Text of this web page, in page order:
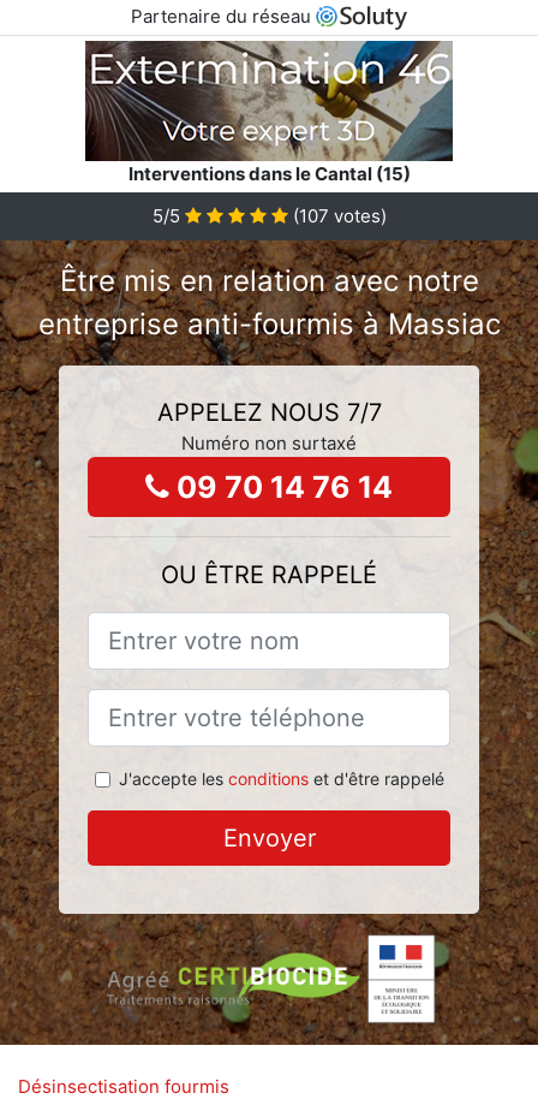
Partenaire du réseau
Interventions dans le Cantal (15)
5/5
(107 votes)
Être mis en relation avec notre
entreprise anti-fourmis à Massiac
APPELEZ NOUS 7/7
Numéro non surtaxé
09 70 14 76 14
OU ÊTRE RAPPELÉ
J'accepte les conditionset d'être rappelé
Envoyer
Désinsectisation fourmis